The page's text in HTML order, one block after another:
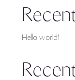
Hello world!